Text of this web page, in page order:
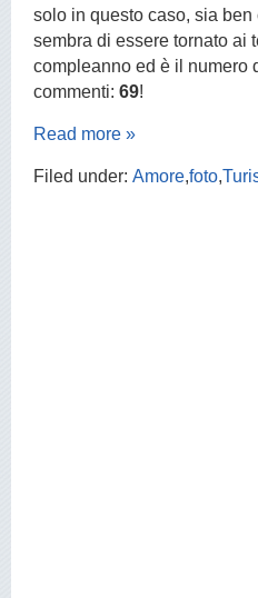
solo in questo caso, sia ben
sembra di essere tornato ai
compleanno ed è il numero
commenti: 69!
Read more »
Filed under: Amore,foto,